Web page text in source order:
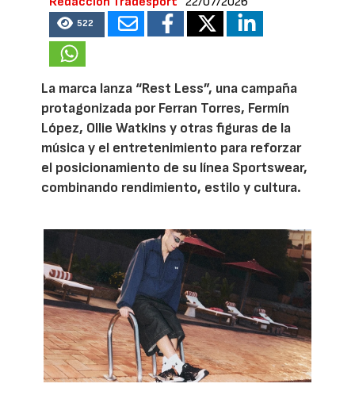
522
La marca lanza “Rest Less”, una campaña
protagonizada por Ferran Torres, Fermín
López, Ollie Watkins y otras figuras de la
música y el entretenimiento para reforzar
el posicionamiento de su línea Sportswear,
combinando rendimiento, estilo y cultura.